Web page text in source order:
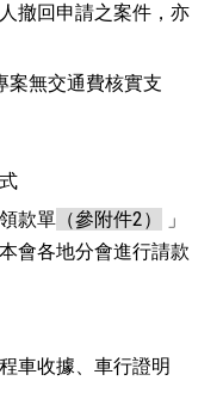
撤回申請之案件，亦
案無交通費核實支
款單 （參附件2）
」
會各地分會進行請款
車收據、車行證明